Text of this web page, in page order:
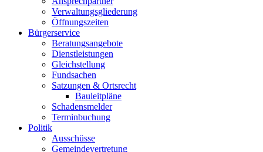
Verwaltungsgliederung
Öffnungszeiten
Bürgerservice
Beratungsangebote
Dienstleistungen
Gleichstellung
Fundsachen
Satzungen & Ortsrecht
Bauleitpläne
Schadensmelder
Terminbuchung
Politik
Ausschüsse
Gemeindevertretung